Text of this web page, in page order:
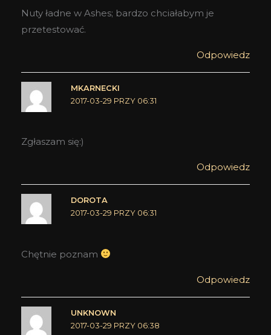
Nuty ładne w Ashes; bardzo chciałabym je
przetestować.
Odpowiedz
MKARNECKI
2017-03-29 PRZY 06:31
Zgłaszam się:)
Odpowiedz
DOROTA
2017-03-29 PRZY 06:31
Chętnie poznam
Odpowiedz
UNKNOWN
2017-03-29 PRZY 06:38